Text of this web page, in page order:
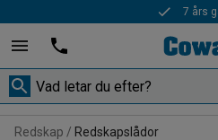
7 års
Redskap Redskapslådor